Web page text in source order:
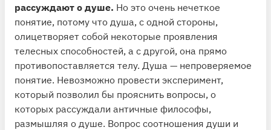
рассуждают о душе. Но это очень нечеткое
понятие, потому что душа, с одной стороны,
олицетворяет собой некоторые проявления
телесных способностей, а с другой, она прямо
противопоставляется телу. Душа — непроверяемое
понятие. Невозможно провести эксперимент,
который позволил бы прояснить вопросы, о
которых рассуждали античные философы,
размышляя о душе. Вопрос соотношения души и